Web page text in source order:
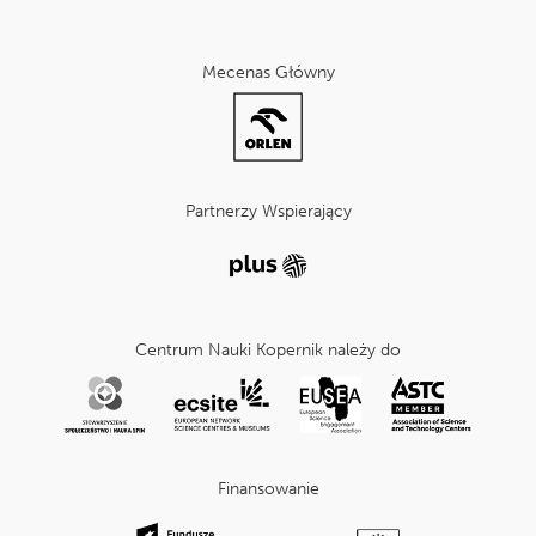
Mecenas Główny
Partnerzy Wspierający
Centrum Nauki Kopernik należy do
Finansowanie